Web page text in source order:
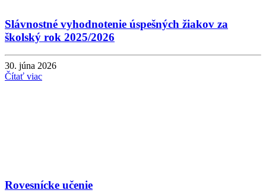
Slávnostné vyhodnotenie úspešných žiakov za
školský rok 2025/2026
30. júna 2026
Čítať viac
Rovesnícke učenie